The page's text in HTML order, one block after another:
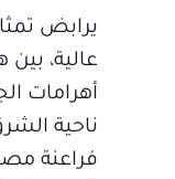
يرابض
عالية،
أهرامات
ناحية
فراعنة